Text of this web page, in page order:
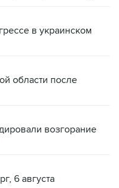
в украинском
области после
возгорание
6 августа